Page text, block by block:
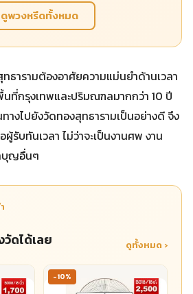
ดูพวงหรีดทั้งหมด
ธารามต้องอาศัยความแม่นยำด้านเวลา
ที่กรุงเทพและปริมณฑลมากกว่า 10 ปี
างไปยังวัดทองสุทธารามเป็นอย่างดี จึง
รับทันเวลา ไม่ว่าจะเป็นงานศพ งาน
บุญอื่นๆ
ดได้เลย ดูทั้งหมด ›
-10%